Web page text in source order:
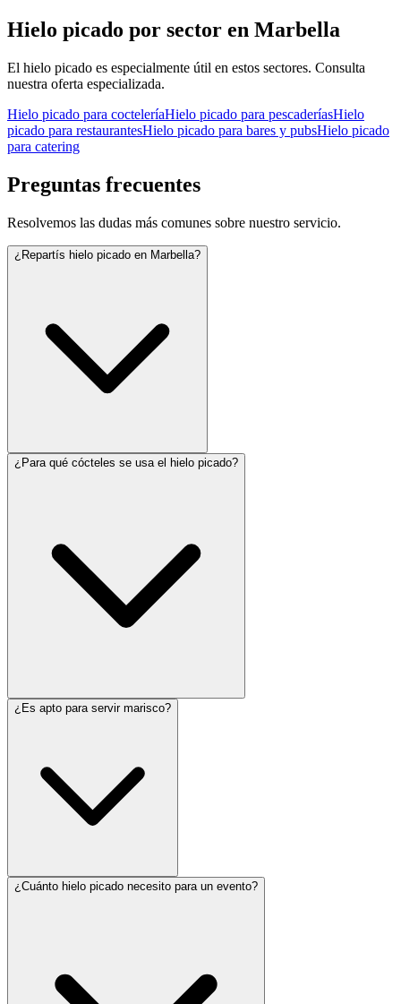
Hielo picado por sector en Marbella
El hielo picado es especialmente útil en estos sectores. Consulta
nuestra oferta especializada.
Hielo picado para cocteleríaHielo picado para pescaderíasHielo
picado para restaurantesHielo picado para bares y pubsHielo picado
para catering
Preguntas frecuentes
Resolvemos las dudas más comunes sobre nuestro servicio.
¿Repartís hielo picado en Marbella?
¿Para qué cócteles se usa el hielo picado?
¿Es apto para servir marisco?
¿Cuánto hielo picado necesito para un evento?